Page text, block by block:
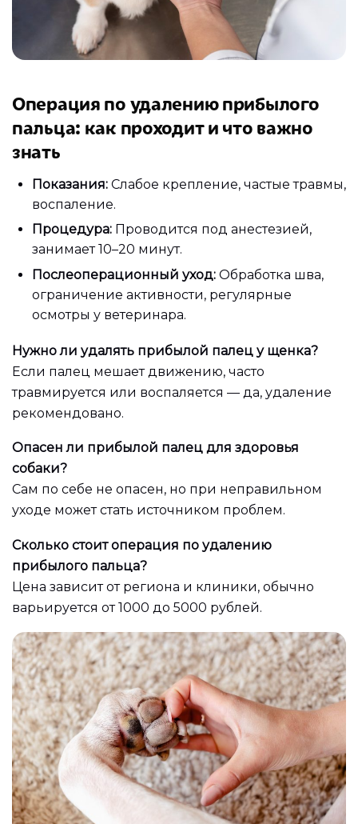
Операция по удалению прибылого
пальца: как проходит и что важно
знать
Показания: Слабое крепление, частые травмы,
воспаление.
Процедура: Проводится под анестезией,
занимает 10–20 минут.
Послеоперационный уход: Обработка шва,
ограничение активности, регулярные
осмотры у ветеринара.
Нужно ли удалять прибылой палец у щенка?
Если палец мешает движению, часто
травмируется или воспаляется — да, удаление
рекомендовано.
Опасен ли прибылой палец для здоровья
собаки?
Сам по себе не опасен, но при неправильном
уходе может стать источником проблем.
Сколько стоит операция по удалению
прибылого пальца?
Цена зависит от региона и клиники, обычно
варьируется от 1000 до 5000 рублей.